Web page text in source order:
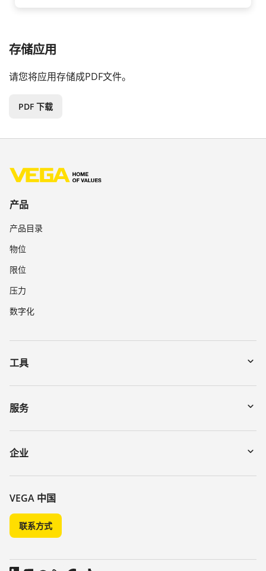
存储应用
请您将应用存储成PDF文件。
PDF 下载
产品
产品目录
物位
限位
压力
数字化
工具
下载
通过序列号搜索仪表
DTM Collection/PACTware
服务
寄回仪表
讲座
化学稳定性列表
介电常数列表
TeamViewer
企业
关于 VEGA
联系我们
新闻
媒体
博客
VEGA 中国
联系方式